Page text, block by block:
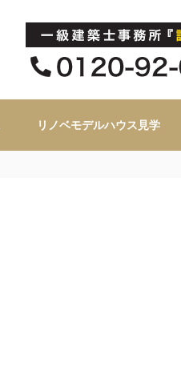
リノベモデルハウス見学